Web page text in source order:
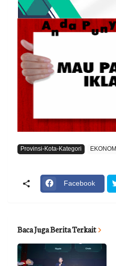
Provinsi-Kota-Kategori EKONOMI
Facebook
Baca Juga Berita Terkait